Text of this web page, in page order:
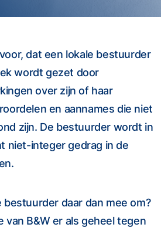
dat een lokale bestuurder
wordt gezet door
over zijn of haar
en aannames die niet
zijn. De bestuurder wordt in
niet-integer gedrag in de
bestuurder daar dan mee om?
van B&W er als geheel tegen